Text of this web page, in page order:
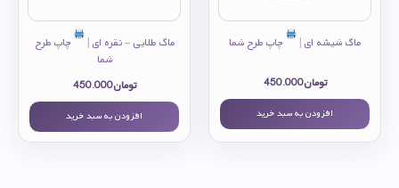
ماگ شیشه ای | چاپ طرح شما
تومان450.000
افزودن به سبد خرید
ماگ طلایی – نقره ای |
چاپ طرح
شما
تومان450.000
افزودن به سبد خرید